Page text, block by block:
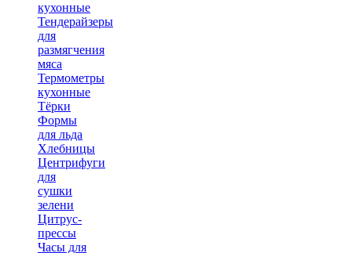
кухонные
Тендерайзеры
для
размягчения
мяса
Термометры
кухонные
Тёрки
Формы
для льда
Хлебницы
Центрифуги
для
сушки
зелени
Цитрус-
прессы
Часы для